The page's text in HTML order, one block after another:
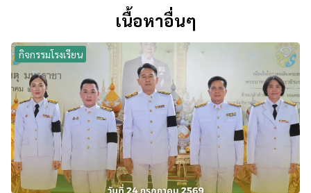
เนื้อหาอื่นๆ
กิจกรรมโรงเรียน